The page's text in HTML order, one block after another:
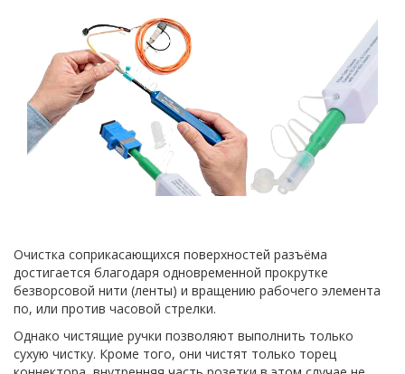
Очистка соприкасающихся поверхностей разъёма
достигается благодаря одновременной прокрутке
безворсовой нити (ленты) и вращению рабочего элемента
по, или против часовой стрелки.
Однако чистящие ручки позволяют выполнить только
сухую чистку. Кроме того, они чистят только торец